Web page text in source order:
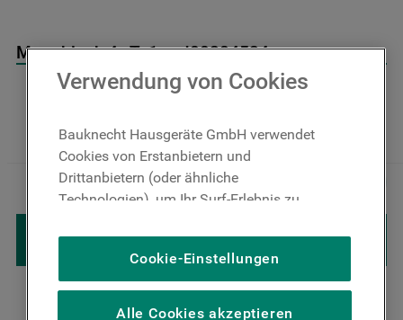
Monoblock 4v Tx1cv J00284524
zzgl. Versand
IN DEN WARENKORB LEGEN
Verwendung von Cookies
Bauknecht Hausgeräte GmbH verwendet
Cookies von Erstanbietern und
Drittanbietern (oder ähnliche
Technologien), um Ihr Surf-Erlebnis zu
Cookies), um unser Publikum zu messen
(Leistungs-Cookies), um die redaktionellen
Inhalte der Website basierend auf Ihrer
Nutzung der Website zu personalisieren,
Cookie-Einstellungen
Alle Cookies akzeptieren